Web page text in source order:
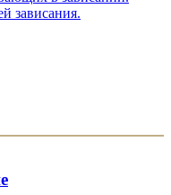
зависания.